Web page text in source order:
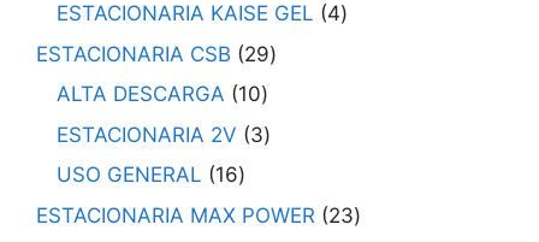
ESTACIONARIA KAISE GEL
4
ESTACIONARIA CSB
29
ALTA DESCARGA
10
ESTACIONARIA 2V
3
USO GENERAL
16
ESTACIONARIA MAX POWER
23